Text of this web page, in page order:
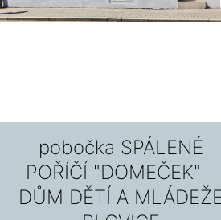
pobočka SPÁLENÉ
POŘÍČÍ "DOMEČEK" -
DŮM DĚTÍ A